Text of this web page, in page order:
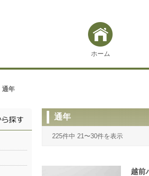
ホーム
通年
通年
225件中 21〜30件を表示
越前